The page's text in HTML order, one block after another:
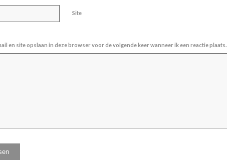
Site
en site opslaan in deze browser voor de volgende keer wanneer ik een reactie plaats.